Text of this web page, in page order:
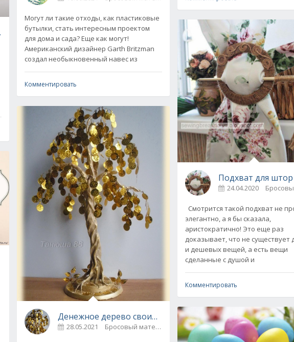
идея для подарка
0
фильтров за полчаса - видео
Бросовый материал / Новогоднее рукоделие
Могут ли такие отходы, как пластиковые
бутылки, стать интересным проектом
для дома и сада? Еще как могут!
Американский дизайнер Garth Britzman
создал необыкновенный навес из
Комментировать
Денежное дерево своими руками
28.05.2021 Бросовый материал 1
Подхват для штор
24.04.2020
Смотрится такой подхват не
элегантно, а я бы сказала,
аристократично! Это еще раз
доказывает, что не существует
и дешевых вещей, а есть вещи
сделанные с душой и
Комментировать